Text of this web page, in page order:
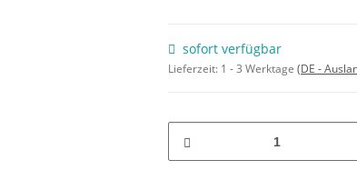
sofort verfügbar
Lieferzeit: 1 - 3 Werktage (DE -